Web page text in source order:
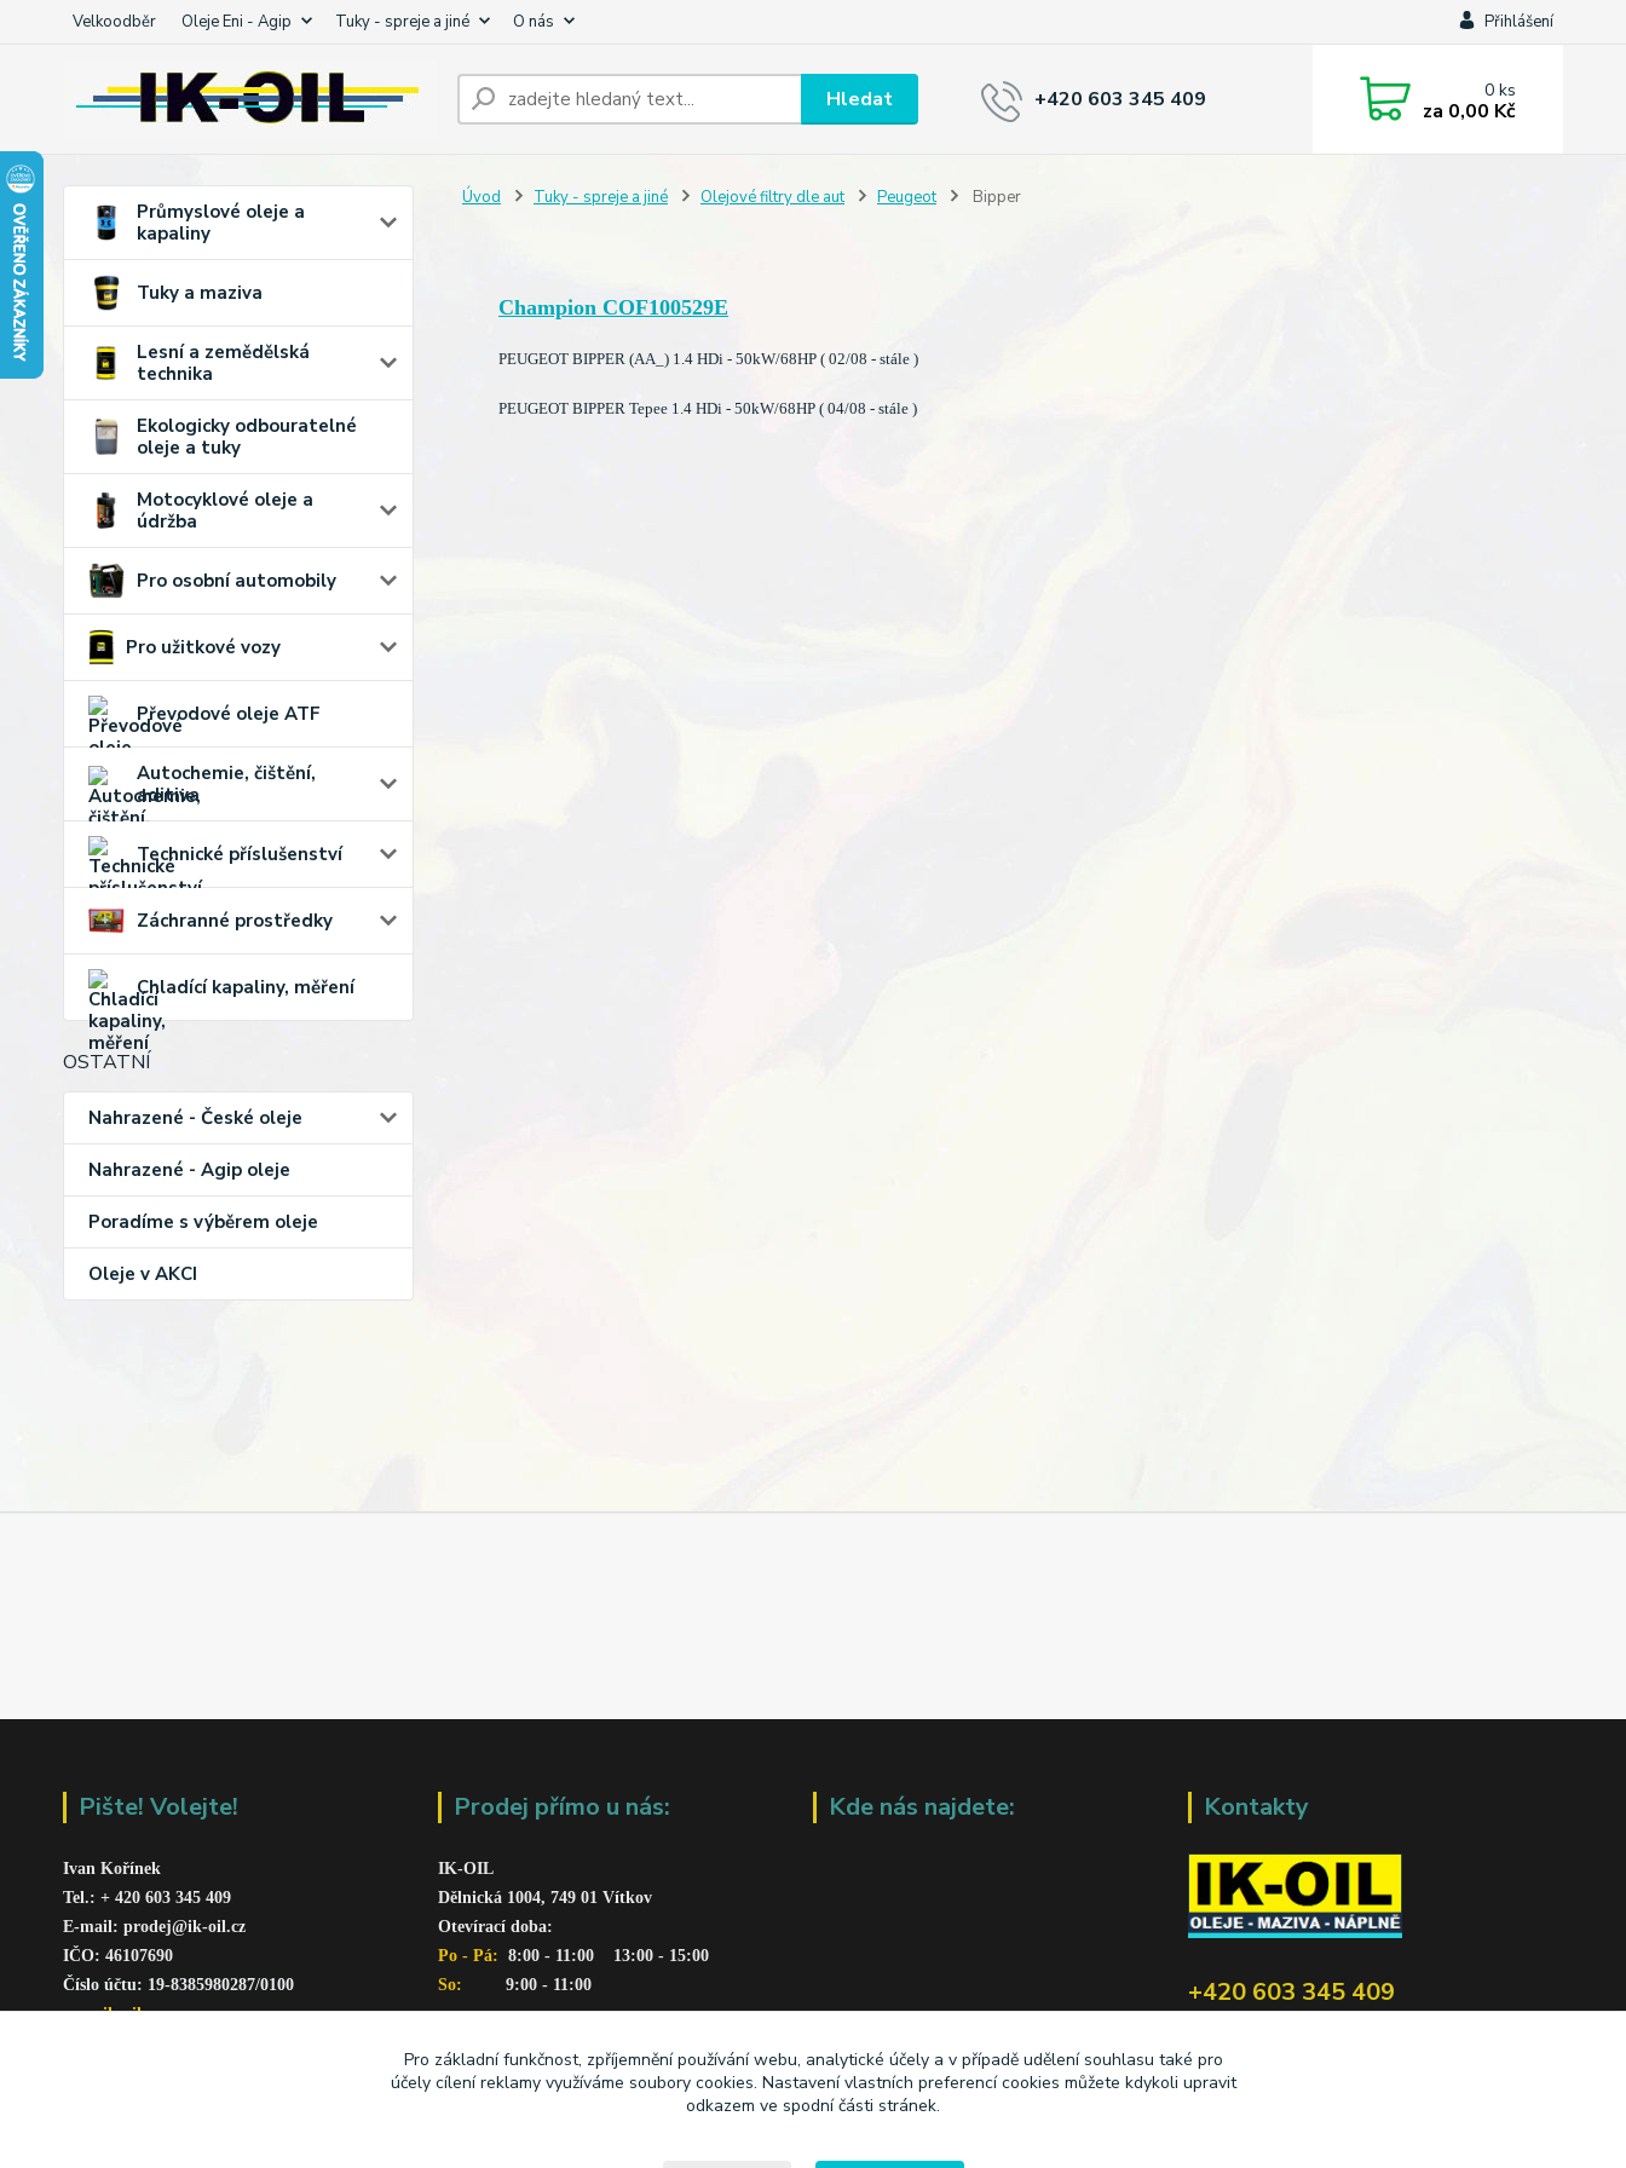
Velkoodběr Oleje Eni - Agip Tuky - spreje a jiné O nás Přihlášení
Hledat +420 603 345 409 0ks
za 0,00 Kč
Průmyslové oleje a
kapaliny
Tuky a maziva
Lesní a zemědělská
technika
Ekologicky odbouratelné
oleje a tuky
Motocyklové oleje a
údržba
Pro osobní automobily
Pro užitkové vozy
Převodové oleje ATF
Autochemie, čištění,
aditiva
Technické příslušenství
Záchranné prostředky
Chladící kapaliny, měření
OSTATNÍ
Nahrazené - České oleje
Nahrazené - Agip oleje
Poradíme s výběrem oleje
Oleje v AKCI
Úvod Tuky - spreje a jiné Olejové filtry dle aut Peugeot Bipper
Champion COF100529E
PEUGEOT BIPPER (AA_) 1.4 HDi - 50kW/68HP ( 02/08 - stále )
PEUGEOT BIPPER Tepee 1.4 HDi - 50kW/68HP ( 04/08 - stále )
Pište! Volejte!
Ivan Kořínek
Tel.: + 420 603 345 409
E-mail: prodej@ik-oil.cz
IČO: 46107690
Číslo účtu: 19-8385980287/0100
www.ik-oil.cz
Prodej přímo u nás:
IK-OIL
Dělnická 1004, 749 01 Vítkov
Otevírací doba:
Po - Pá: 8:00 - 11:00    13:00 - 15:00
So:
      9:00 - 11:00
Kde nás najdete: Kontakty
+420 603 345 409
Pro základní funkčnost, zpříjemnění používání webu, analytické účely a v případě udělení souhlasu také pro
účely cílení reklamy využíváme soubory cookies. Nastavení vlastních preferencí cookies můžete kdykoli upravit
odkazem ve spodní části stránek.